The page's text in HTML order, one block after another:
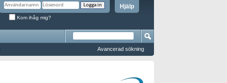
Hjälp
Kom ihåg mig?
Avancerad sökning